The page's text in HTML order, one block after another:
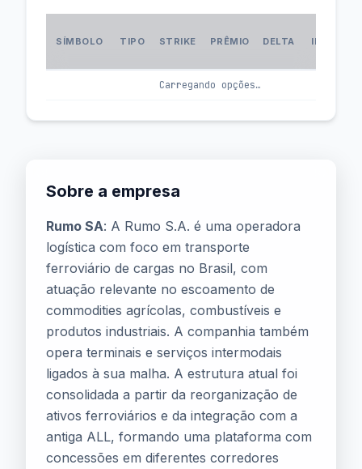
SÍMBOLO TIPO STRIKE PRÊMIO DELTA
Carregando opções…
Sobre a empresa
Rumo SA: A Rumo S.A. é uma operadora
logística com foco em transporte
ferroviário de cargas no Brasil, com
atuação relevante no escoamento de
commodities agrícolas, combustíveis e
produtos industriais. A companhia também
opera terminais e serviços intermodais
ligados à sua malha. A estrutura atual foi
consolidada a partir da reorganização de
ativos ferroviários e da integração com a
antiga ALL, formando uma plataforma com
concessões em diferentes corredores